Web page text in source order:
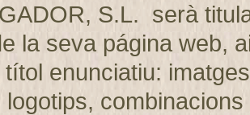
S.L. serà
la seva página web,
enunciatiu:
logotips,